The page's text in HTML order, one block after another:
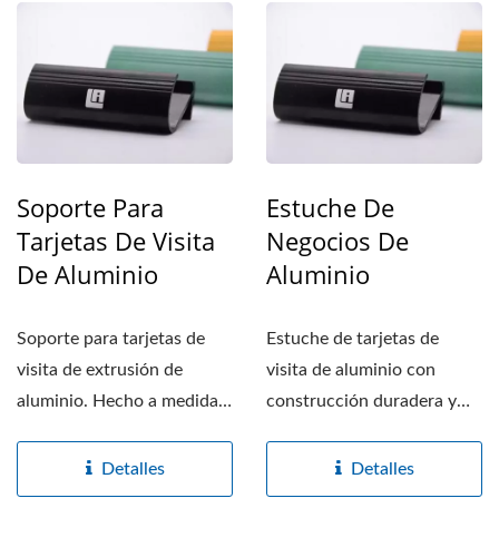
Soporte Para
Tarjetas De Visita
De Aluminio
Soporte para tarjetas de
visita de extrusión de
aluminio. Hecho a medida
Detalles
Estuche De
Negocios De
Aluminio
Estuche de tarjetas de
visita de aluminio con
construcción duradera y
Detalles